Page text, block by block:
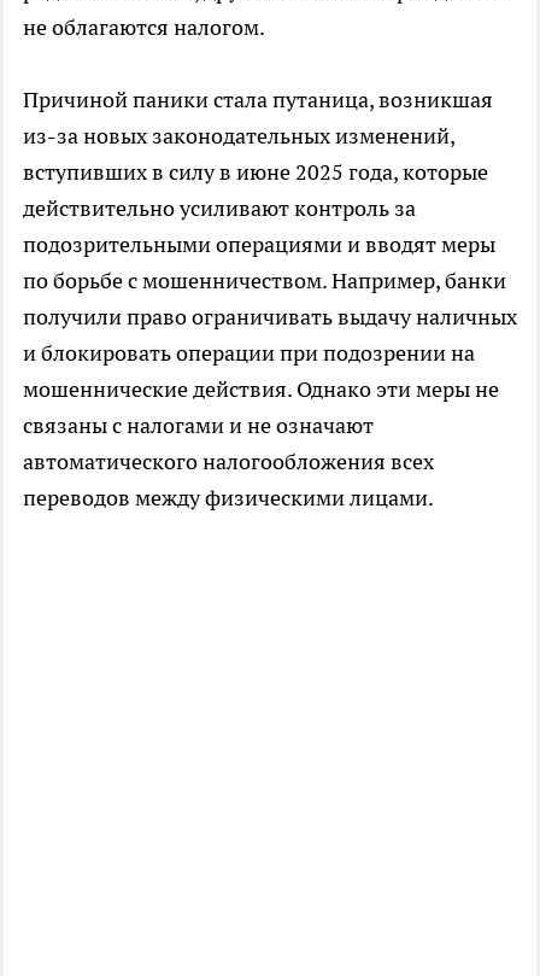
не облагаются налогом.
Причиной паники стала путаница, возникшая
из-за новых законодательных изменений,
вступивших в силу в июне 2025 года, которые
действительно усиливают контроль за
подозрительными операциями и вводят меры
по борьбе с мошенничеством. Например, банки
получили право ограничивать выдачу наличных
и блокировать операции при подозрении на
мошеннические действия. Однако эти меры не
связаны с налогами и не означают
автоматического налогообложения всех
переводов между физическими лицами.